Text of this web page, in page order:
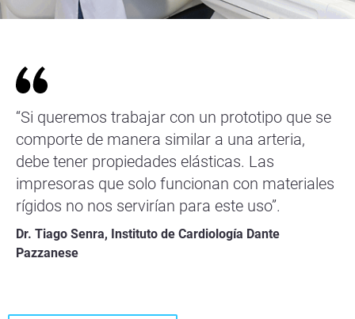
“Si queremos trabajar con un prototipo que se
comporte de manera similar a una arteria,
debe tener propiedades elásticas. Las
impresoras que solo funcionan con materiales
rígidos no nos servirían para este uso”.
Dr. Tiago Senra, Instituto de Cardiología Dante
Pazzanese